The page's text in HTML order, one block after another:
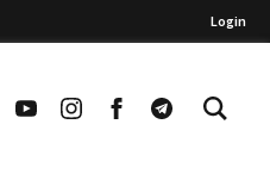
Login